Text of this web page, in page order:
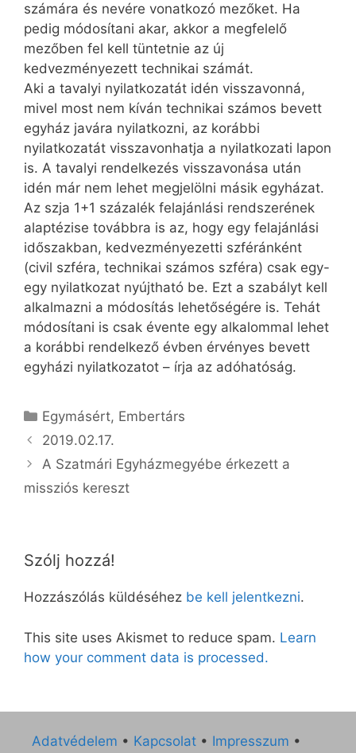
számára és nevére vonatkozó mezőket. Ha
pedig módosítani akar, akkor a megfelelő
mezőben fel kell tüntetnie az új
kedvezményezett technikai számát.
Aki a tavalyi nyilatkozatát idén visszavonná,
mivel most nem kíván technikai számos bevett
egyház javára nyilatkozni, az korábbi
nyilatkozatát visszavonhatja a nyilatkozati lapon
is. A tavalyi rendelkezés visszavonása után
idén már nem lehet megjelölni másik egyházat.
Az szja 1+1 százalék felajánlási rendszerének
alaptézise továbbra is az, hogy egy felajánlási
időszakban, kedvezményezetti szféránként
(civil szféra, technikai számos szféra) csak egy-
egy nyilatkozat nyújtható be. Ezt a szabályt kell
alkalmazni a módosítás lehetőségére is. Tehát
módosítani is csak évente egy alkalommal lehet
a korábbi rendelkező évben érvényes bevett
egyházi nyilatkozatot – írja az adóhatóság.
Kategória
Egymásért, Embertárs
2019.02.17.
A Szatmári Egyházmegyébe érkezett a
missziós kereszt
Szólj hozzá!
Hozzászólás küldéséhez be kell jelentkezni.
This site uses Akismet to reduce spam. Learn
how your comment data is processed.
Adatvédelem • Kapcsolat • Impresszum •